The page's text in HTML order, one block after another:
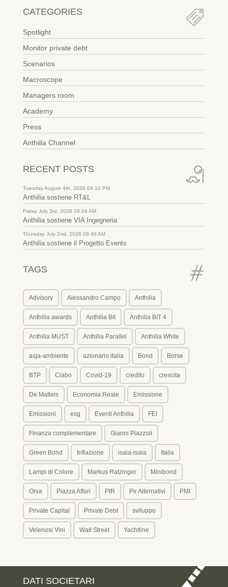
CATEGORIES
Spotlight
Monitor private debt
Scenarios
Macroscope
Managers room
Academy
Press
Anthilia Channel
RECENT POSTS
Tuesday August 4th, 2026 04:10 PM
Anthilia sostiene RT&L
Friday July 3rd, 2026 09:04 AM
Anthilia sostiene VIA Ingegneria
Thursday July 2nd, 2026 09:46 AM
Anthilia sostiene il Progetto Events
TAGS
Advisory Alessandro Campo Anthilia
Anthilia awards Anthilia Bit Anthilia BIT 4
Anthilia MUST Anthilia Parallel Anthilia White
asja-ambiente azionario italia Bond Borse
BTP Clabo Covid-19 credito crescita
De Matteis Economia Reale Emissione
Emissioni esg Eventi Anthilia FEI
Finanza complementare Gianni Piazzoli
Green Bond Inflazione isaia-isaia Italia
Lampi di Colore Markus Ratzinger Minibond
Orva Piazza Affari PIR Pir Alternativi PMI
Private Capital Private Debt sviluppo
Velenosi Vini Wall Street Yachtline
DATI SOCIETARI